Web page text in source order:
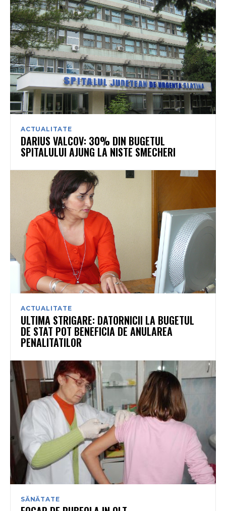
ACTUALITATE
DARIUS VALCOV: 30% DIN BUGETUL
SPITALULUI AJUNG LA NISTE SMECHERI
ACTUALITATE
ULTIMA STRIGARE: DATORNICII LA BUGETUL
DE STAT POT BENEFICIA DE ANULAREA
PENALITATILOR
SĂNĂTATE